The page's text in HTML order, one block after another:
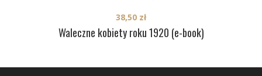
Waleczne kobiety roku 1920 (e-book)
38,50 zł